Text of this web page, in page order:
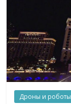
Дроны и роботы